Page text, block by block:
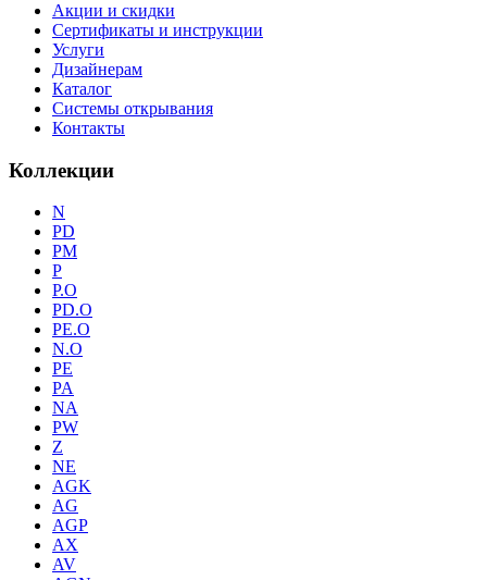
Акции и скидки
Сертификаты и инструкции
Услуги
Дизайнерам
Каталог
Системы открывания
Контакты
Коллекции
N
PD
PM
P
P.O
PD.O
PE.O
N.O
PE
PA
NA
PW
Z
NE
AGK
AG
AGP
AX
AV